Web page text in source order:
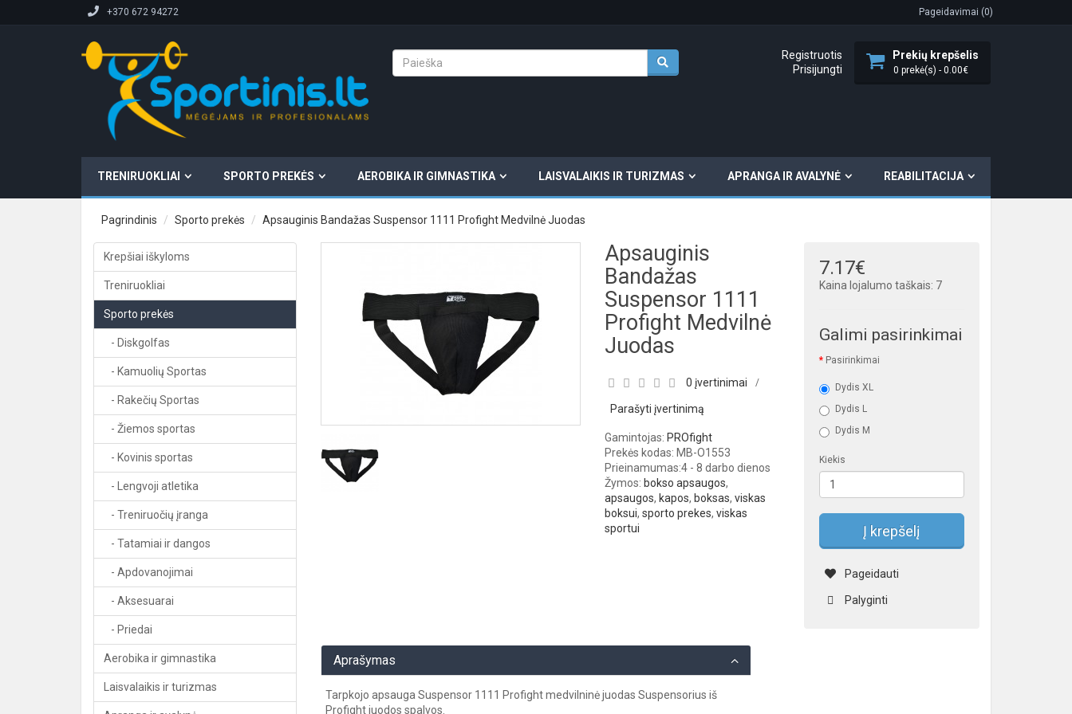
+370 672 94272 Pageidavimai (0)
Prekių krepšelis
0 prekė(s) - 0.00€
Registruotis
Prisijungti
TRENIRUOKLIAI SPORTO PREKĖS AEROBIKA IR GIMNASTIKA LAISVALAIKIS IR TURIZMAS APRANGA IR AVALYNĖ REABILITACIJA
Pagrindinis Sporto prekės Apsauginis Bandažas Suspensor 1111 Profight Medvilnė Juodas
Krepšiai iškyloms
Treniruokliai
Sporto prekės
- Diskgolfas
- Kamuolių Sportas
- Rakečių Sportas
- Žiemos sportas
- Kovinis sportas
- Lengvoji atletika
- Treniruočių įranga
- Tatamiai ir dangos
- Apdovanojimai
- Aksesuarai
- Priedai
Aerobika ir gimnastika
Laisvalaikis ir turizmas
Apsauginis
Bandažas
Suspensor 1111
Profight Medvilnė
Juodas
0 įvertinimai /
Parašyti įvertinimą
Gamintojas: PROfight
Prekės kodas: MB-O1553
Prieinamumas:4 - 8 darbo dienos
Žymos: bokso apsaugos,
apsaugos, kapos, boksas,viskas
boksui,sporto prekes,viskas
sportui
7.17€
Kaina lojalumo taškais: 7
Galimi pasirinkimai
Pasirinkimai
Dydis XL
Dydis L
Dydis M
Kiekis
Į krepšelį
Pageidauti
Palyginti
Aprašymas
Tarpkojo apsauga Suspensor 1111 Profight medvilninė juodas Suspensorius iš
Profight juodos spalvos.